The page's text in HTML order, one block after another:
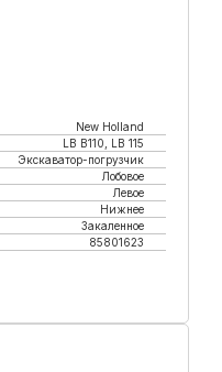
New Holland
LB B110, LB 115
Экскаватор-погрузчик
Лобовое
Левое
Нижнее
Закаленное
85801623